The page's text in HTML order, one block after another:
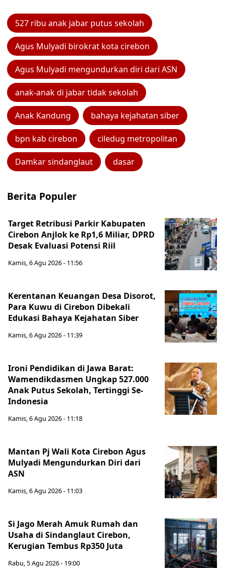
527 ribu anak jabar putus sekolah
Agus Mulyadi birokrat kota cirebon
Agus Mulyadi mengundurkan diri dari ASN
anak-anak di jabar tidak sekolah
Anak Kandung bahaya kejahatan siber
bpn kab cirebon ciledug metropolitan
Damkar sindanglaut dasar
Berita Populer
Target Retribusi Parkir Kabupaten
Cirebon Anjlok ke Rp1,6 Miliar, DPRD
Desak Evaluasi Potensi Riil
Kamis, 6 Agu 2026 - 11:56
Kerentanan Keuangan Desa Disorot,
Para Kuwu di Cirebon Dibekali
Edukasi Bahaya Kejahatan Siber
Kamis, 6 Agu 2026 - 11:39
Ironi Pendidikan di Jawa Barat:
Wamendikdasmen Ungkap 527.000
Anak Putus Sekolah, Tertinggi Se-
Indonesia
Kamis, 6 Agu 2026 - 11:18
Mantan Pj Wali Kota Cirebon Agus
Mulyadi Mengundurkan Diri dari
ASN
Kamis, 6 Agu 2026 - 11:03
Si Jago Merah Amuk Rumah dan
Usaha di Sindanglaut Cirebon,
Kerugian Tembus Rp350 Juta
Rabu, 5 Agu 2026 - 19:00